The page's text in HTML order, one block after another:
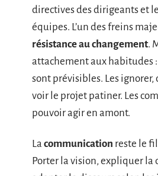
directives des dirigeants et
équipes. L’un des freins
résistance au changement.
attachement aux habitudes :
sont prévisibles. Les ignorer,
voir le projet patiner. Les
pouvoir agir en amont.
La communication reste le
Porter la vision, expliquer la